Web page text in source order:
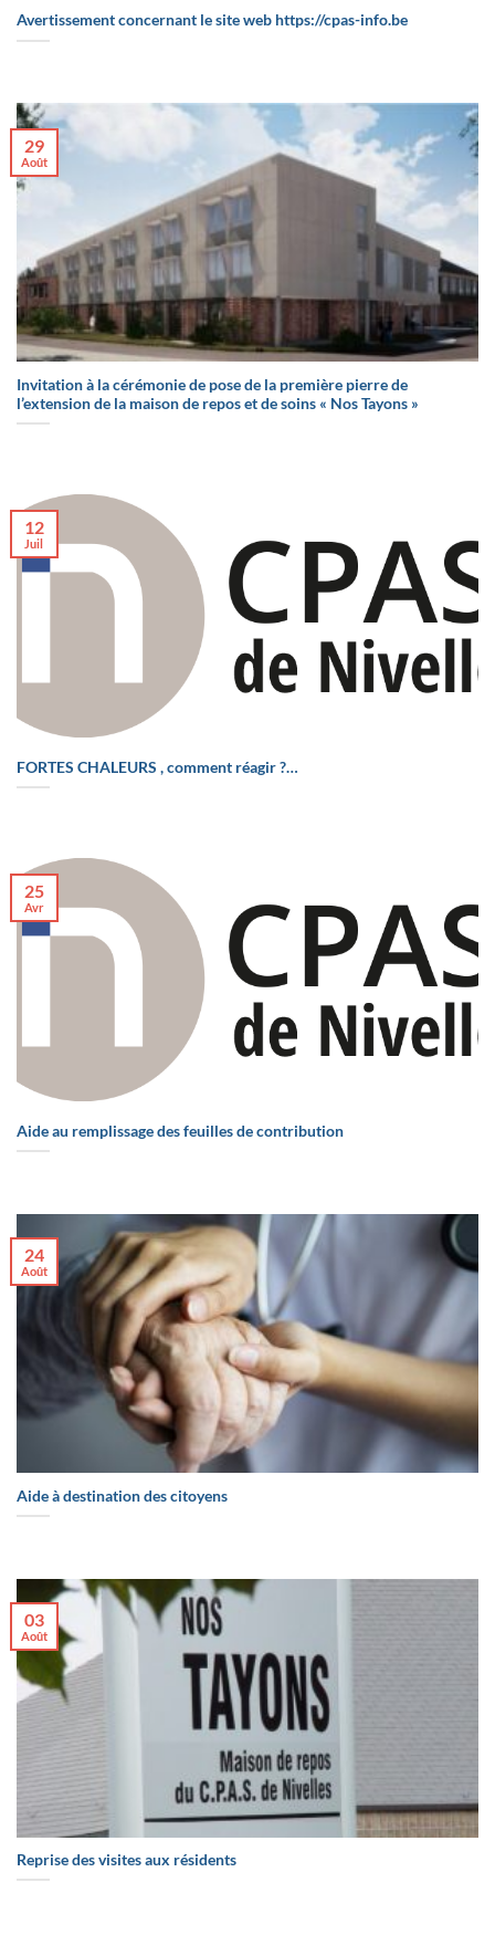
Avertissement concernant le site web https://cpas-info.be
Invitation à la cérémonie de pose de la première pierre de
l’extension de la maison de repos et de soins « Nos Tayons »
29
Août
FORTES CHALEURS , comment réagir ?…
12
Juil
Aide au remplissage des feuilles de contribution
25
Avr
Aide à destination des citoyens
24
Août
Reprise des visites aux résidents
03
Août